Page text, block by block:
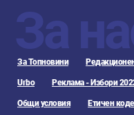
За
За Топновини
Urbo Реклама - Избори
Общи условия Етичен